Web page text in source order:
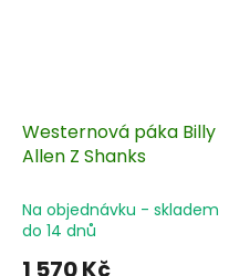
Westernová páka Billy
Allen Z Shanks
Na objednávku - skladem
do 14 dnů
1 570 Kč